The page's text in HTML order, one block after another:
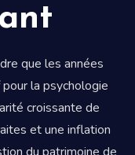
que les années
la psychologie
croissante de
et une inflation